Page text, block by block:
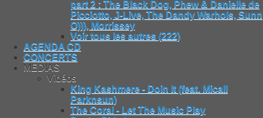
part 2 : The Black Dog, Phew & Danielle de
Picciotto, J-Live, The Dandy Warhols, Sunn
O))), Morrissey
Voir tous les autres (222)
AGENDA CD
CONCERTS
MEDIAS
Vidéos
King Kashmere - Doin It (feat. Micall
Parknsun)
The Coral - Let The Music Play